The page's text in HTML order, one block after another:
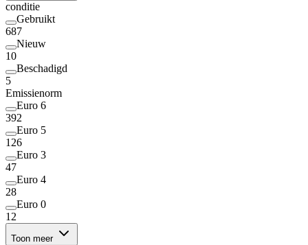
conditie
Gebruikt
687
Nieuw
10
Beschadigd
5
Emissienorm
Euro 6
392
Euro 5
126
Euro 3
47
Euro 4
28
Euro 0
12
Toon meer